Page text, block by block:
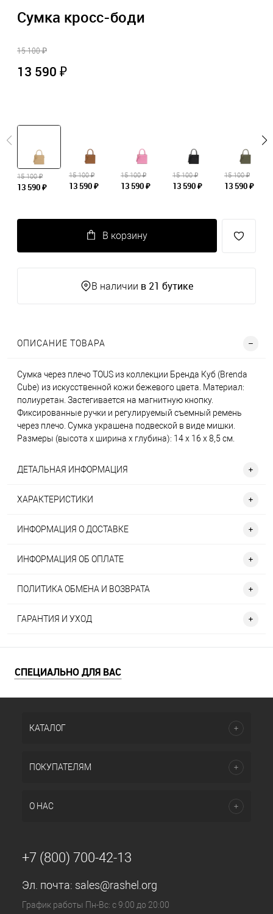
Сумка кросс-боди
15 100 ₽
13 590 ₽
15 100 ₽
13 590 ₽
15 100 ₽
13 590 ₽
15 100 ₽
13 590 ₽
15 100 ₽
13 590 ₽
15 100 ₽
13 590 ₽
В корзину
В наличии в 21 бутике
ОПИСАНИЕ ТОВАРА
Сумка через плечо TOUS из коллекции Бренда Куб (Brenda
Cube) из искусственной кожи бежевого цвета. Материал:
полиуретан. Застегивается на магнитную кнопку.
Фиксированные ручки и регулируемый съемный ремень
через плечо. Сумка украшена подвеской в виде мишки.
Размеры (высота х ширина х глубина): 14 х 16 х 8,5 см.
ДЕТАЛЬНАЯ ИНФОРМАЦИЯ
ХАРАКТЕРИСТИКИ
ИНФОРМАЦИЯ О ДОСТАВКЕ
ИНФОРМАЦИЯ ОБ ОПЛАТЕ
ПОЛИТИКА ОБМЕНА И ВОЗВРАТА
ГАРАНТИЯ И УХОД
СПЕЦИАЛЬНО ДЛЯ ВАС
КАТАЛОГ
ПОКУПАТЕЛЯМ
О НАС
+7 (800) 700-42-13
Эл. почта: sales@rashel.org
График работы Пн-Вс: с 9:00 до 20:00